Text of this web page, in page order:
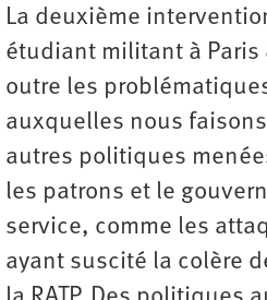
La deuxième
étudiant militant à Paris
outre les
auxquelles nous
autres politiques
les patrons et le
service, comme les
ayant suscité la colère